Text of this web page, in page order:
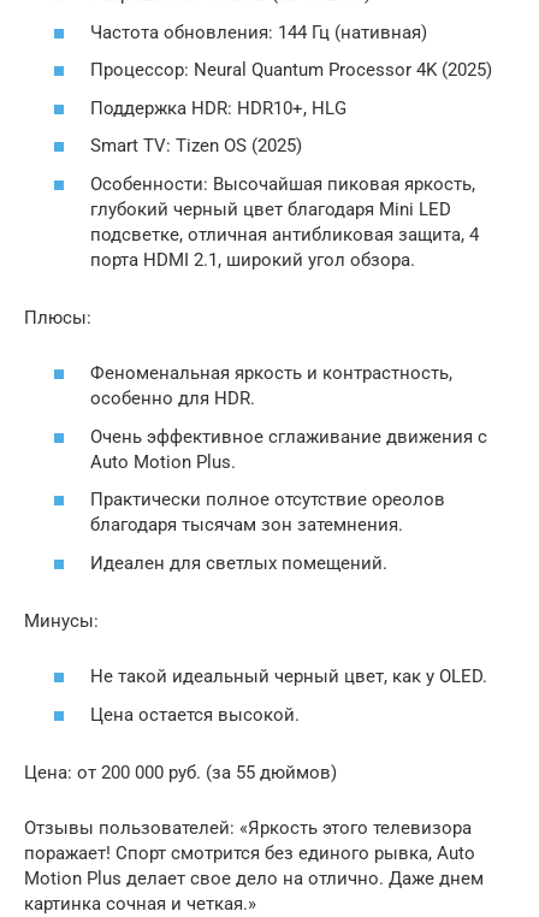
Частота обновления: 144 Гц (нативная)
Процессор: Neural Quantum Processor 4K (2025)
Поддержка HDR: HDR10+, HLG
Smart TV: Tizen OS (2025)
Особенности: Высочайшая пиковая яркость,
глубокий черный цвет благодаря Mini LED
подсветке, отличная антибликовая защита, 4
порта HDMI 2.1, широкий угол обзора.
Плюсы:
Феноменальная яркость и контрастность,
особенно для HDR.
Очень эффективное сглаживание движения с
Auto Motion Plus.
Практически полное отсутствие ореолов
благодаря тысячам зон затемнения.
Идеален для светлых помещений.
Минусы:
Не такой идеальный черный цвет, как у OLED.
Цена остается высокой.
Цена: от 200 000 руб. (за 55 дюймов)
Отзывы пользователей: «Яркость этого телевизора
поражает! Спорт смотрится без единого рывка, Auto
Motion Plus делает свое дело на отлично. Даже днем
картинка сочная и четкая.»